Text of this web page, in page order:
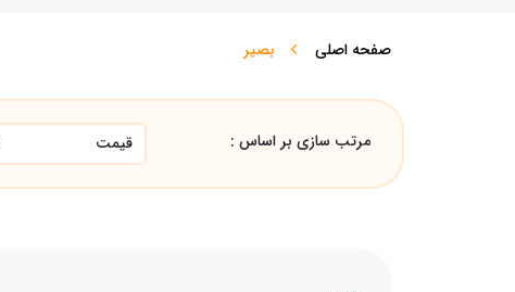
صفحه اصلی بصیر
مرتب سازی بر اساس :